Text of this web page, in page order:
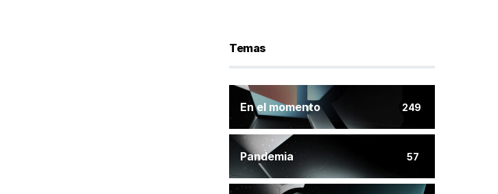
Temas
En el momento 249
Pandemia 57